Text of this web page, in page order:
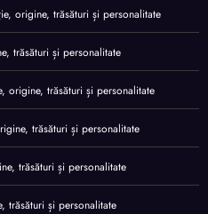
origine, trăsături și personalitate
trăsături și personalitate
origine, trăsături și personalitate
trăsături și personalitate
trăsături și personalitate
trăsături și personalitate